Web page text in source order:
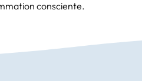
consciente.